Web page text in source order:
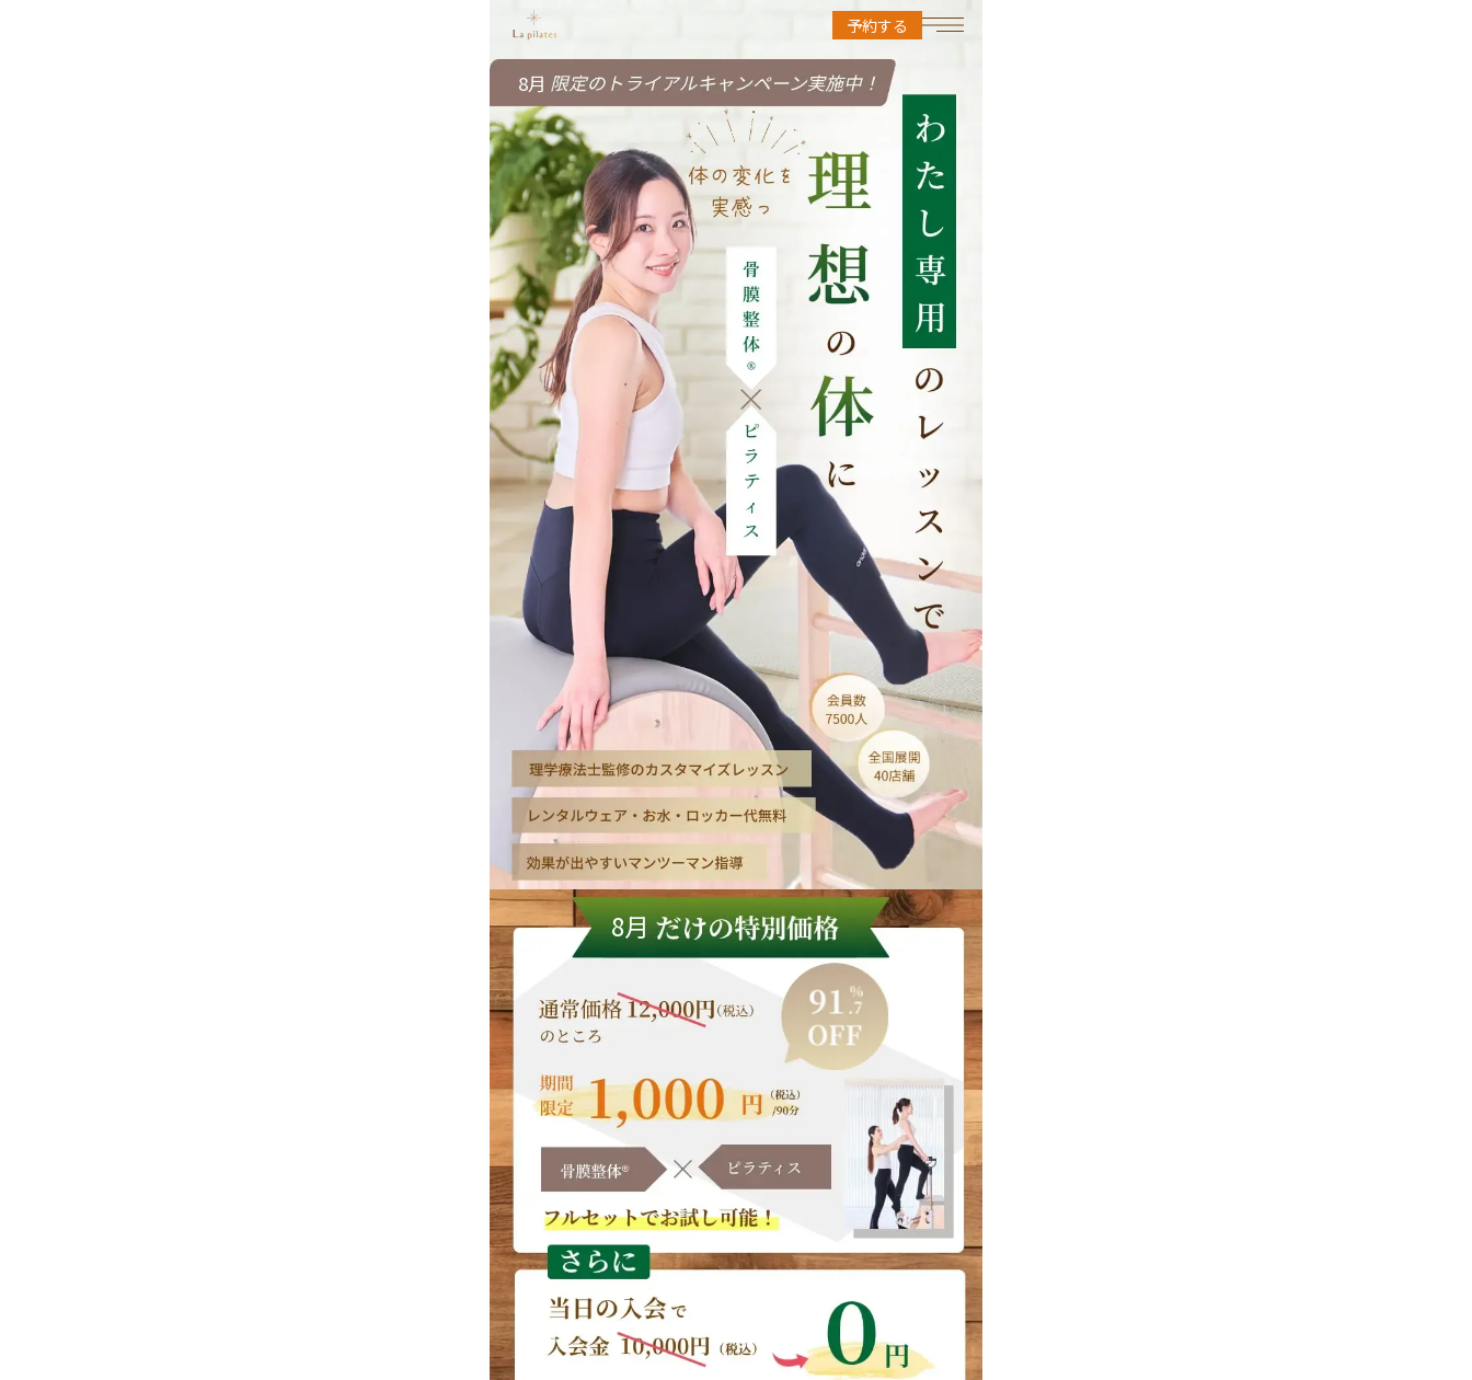
予約する
わたし専用のレッスンで理想の体に
8月
8月